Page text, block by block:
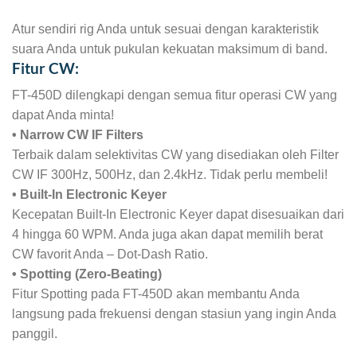
Atur sendiri rig Anda untuk sesuai dengan karakteristik
suara Anda untuk pukulan kekuatan maksimum di band.
Fitur CW:
FT-450D dilengkapi dengan semua fitur operasi CW yang
dapat Anda minta!
• Narrow CW IF Filters
Terbaik dalam selektivitas CW yang disediakan oleh Filter
CW IF 300Hz, 500Hz, dan 2.4kHz. Tidak perlu membeli!
• Built-In Electronic Keyer
Kecepatan Built-In Electronic Keyer dapat disesuaikan dari
4 hingga 60 WPM. Anda juga akan dapat memilih berat
CW favorit Anda – Dot-Dash Ratio.
• Spotting (Zero-Beating)
Fitur Spotting pada FT-450D akan membantu Anda
langsung pada frekuensi dengan stasiun yang ingin Anda
panggil.